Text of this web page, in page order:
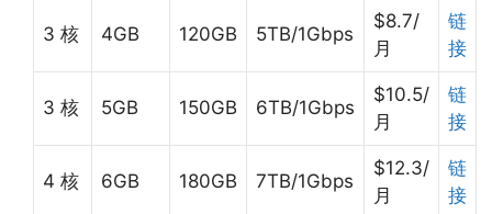
3 核 4GB 120GB 5TB/1Gbps
$8.7/
月
链
接
3 核 5GB 150GB 6TB/1Gbps
$10.5/
月
链
接
4 核 6GB 180GB 7TB/1Gbps
$12.3/
月
链
接